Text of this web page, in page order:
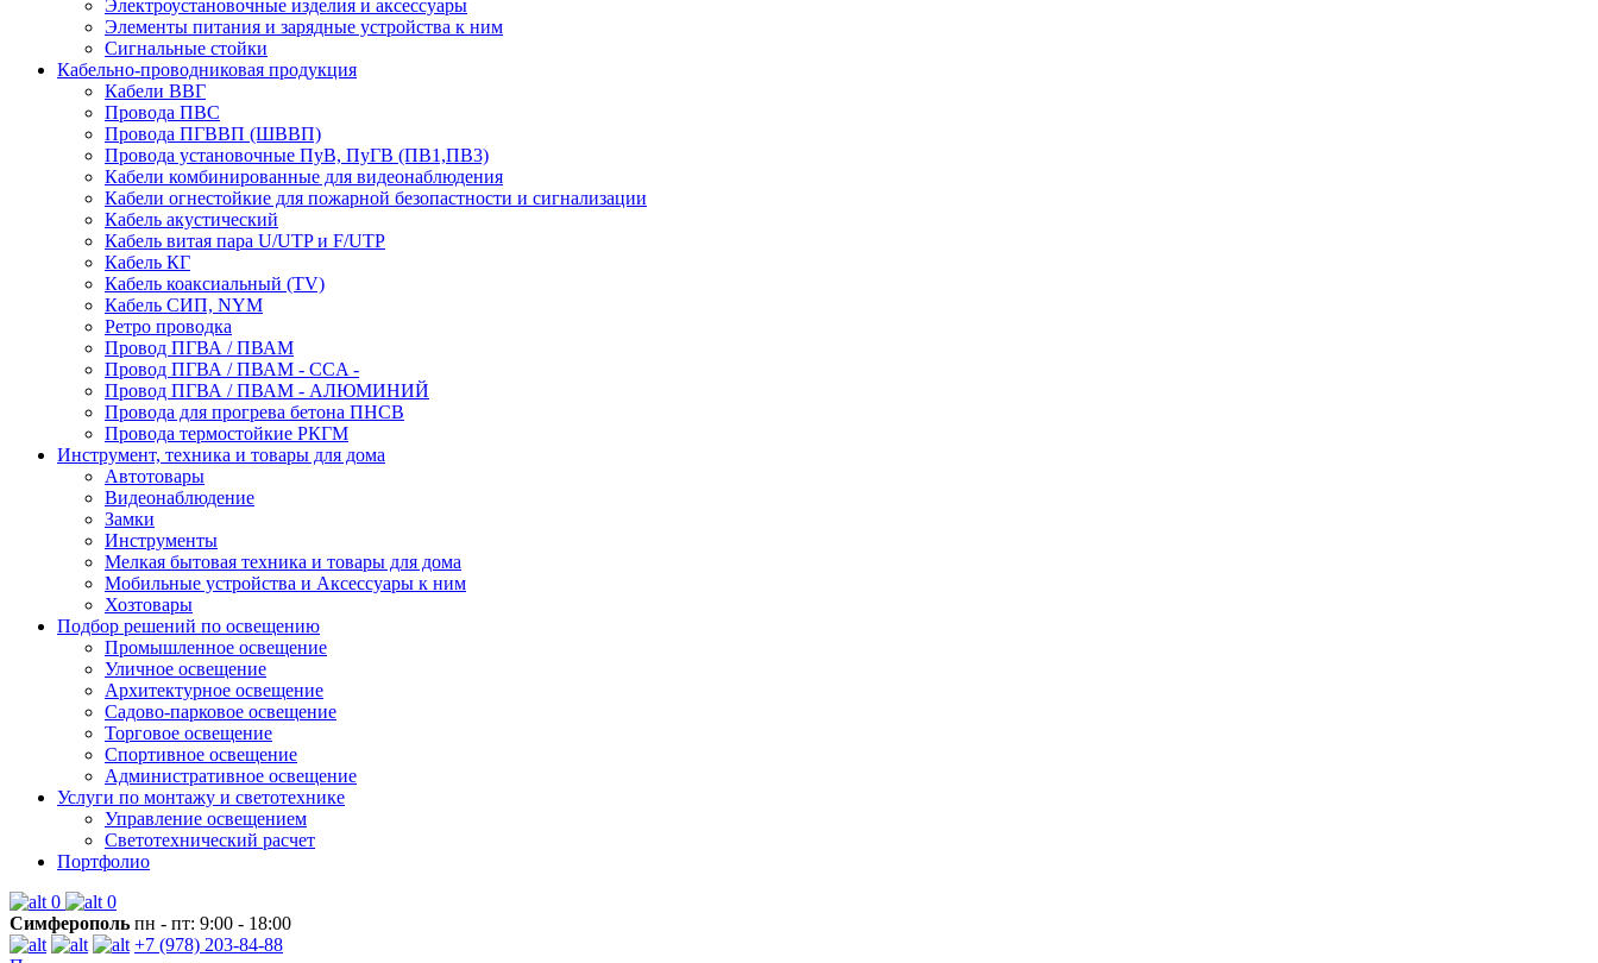
Электроустановочные изделия и аксессуары
Элементы питания и зарядные устройства к ним
Сигнальные стойки
Кабельно-проводниковая продукция
Кабели ВВГ
Провода ПВС
Провода ПГВВП (ШВВП)
Провода установочные ПуВ, ПуГВ (ПВ1,ПВ3)
Кабели комбинированные для видеонаблюдения
Кабели огнестойкие для пожарной безопастности и сигнализации
Кабель акустический
Кабель витая пара U/UTP и F/UTP
Кабель КГ
Кабель коаксиальный (TV)
Кабель СИП, NYM
Ретро проводка
Провод ПГВА / ПВАМ
Провод ПГВА / ПВАМ - CCA -
Провод ПГВА / ПВАМ - АЛЮМИНИЙ
Провода для прогрева бетона ПНСВ
Провода термостойкие РКГМ
Инструмент, техника и товары для дома
Автотовары
Видеонаблюдение
Замки
Инструменты
Мелкая бытовая техника и товары для дома
Мобильные устройства и Аксессуары к ним
Хозтовары
Подбор решений по освещению
Промышленное освещение
Уличное освещение
Архитектурное освещение
Садово-парковое освещение
Торговое освещение
Спортивное освещение
Административное освещение
Услуги по монтажу и светотехнике
Управление освещением
Светотехнический расчет
Портфолио
0
0
Симферополь пн - пт: 9:00 - 18:00
+7 (978) 203-84-88